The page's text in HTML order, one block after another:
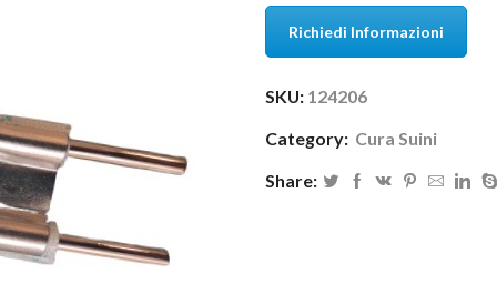
Richiedi Informazioni
SKU: 124206
Category: Cura Suini
Share: